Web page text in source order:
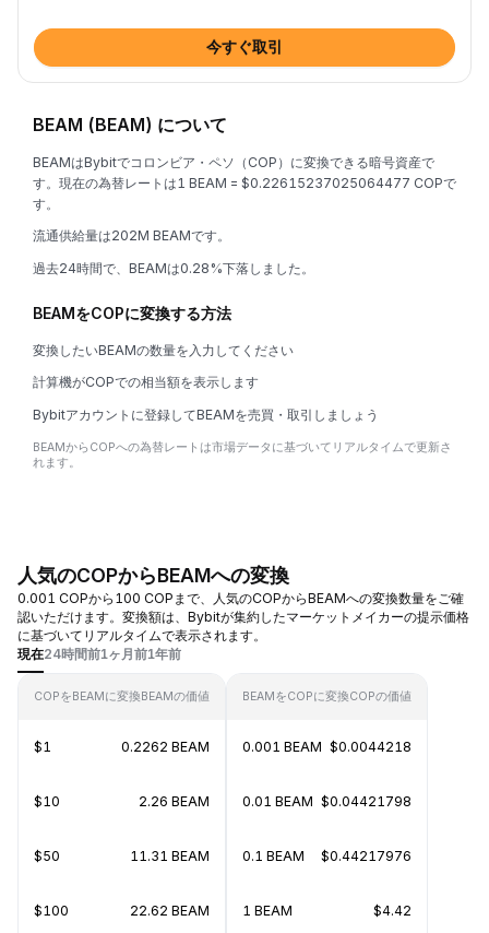
今すぐ取引
BEAM (BEAM) について
BEAMはBybitでコロンビア・ペソ（COP）に変換できる暗号資産で
す。現在の為替レートは1 BEAM = $0.22615237025064477 COPで
す。
流通供給量は202M BEAMです。
過去24時間で、BEAMは0.28%下落しました。
BEAMをCOPに変換する方法
変換したいBEAMの数量を入力してください
計算機がCOPでの相当額を表示します
Bybitアカウントに登録してBEAMを売買・取引しましょう
BEAMからCOPへの為替レートは市場データに基づいてリアルタイムで更新さ
れます。
人気のCOPからBEAMへの変換
0.001 COPから100 COPまで、人気のCOPからBEAMへの変換数量をご確
認いただけます。変換額は、Bybitが集約したマーケットメイカーの提示価格
に基づいてリアルタイムで表示されます。
現在24時間前1ヶ月前1年前
COPをBEAMに変換BEAMの価値
$1 0.2262 BEAM
$10 2.26 BEAM
$50 11.31 BEAM
$100 22.62 BEAM
BEAMをCOPに変換COPの価値
0.001 BEAM $0.0044218
0.01 BEAM $0.04421798
0.1 BEAM $0.44217976
1 BEAM $4.42